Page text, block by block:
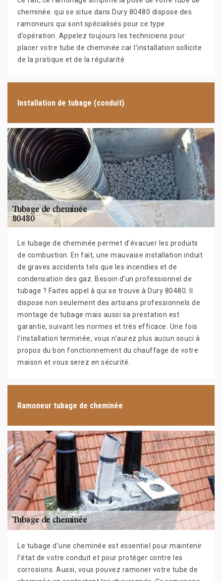
cheminée. qui se situe dans Dury 80480 dispose des
ramoneurs qui sont spécialisés pour ce type
d’opération. Appelez toujours les techniciens pour
placer votre tube de cheminée car l’installation sollicite
de la pratique et de la régularité.
Installation de tubage (conduit)
Le tubage de cheminée permet d’évacuer les produits
de combustion. En fait, une mauvaise installation induit
de graves accidents tels que les incendies et de
condensation des gaz. Besoin d’un professionnel de
tubage ? Faites appel à qui se trouve à Dury 80480. Il
dispose non seulement des artisans professionnels de
montage de tubage mais aussi sa prestation est
garantie, suivant les normes et très efficace. Une fois
l’installation terminée, vous n’aurez plus aucun souci à
propos du bon fonctionnement du chauffage de votre
maison et vous serez en sécurité.
Ramoneur tubage de cheminée
Le tubage d’une cheminée est essentiel pour maintenir
l’état de votre conduit et pour protéger contre les
corrosions. Aussi, vous pouvez ramoner votre tube de